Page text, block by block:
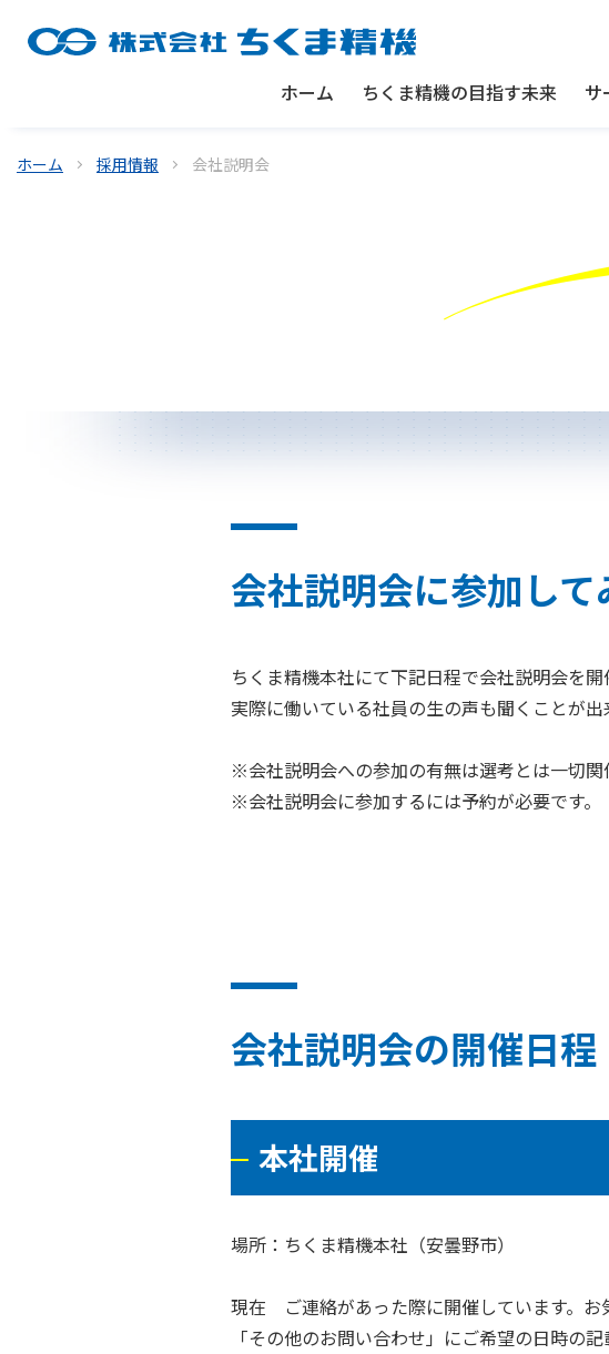
ホーム ちくま精機の目指す未来 サ
ホーム 採用情報 会社説明会
会社説明会に参加して
ちくま精機本社にて下記日程で会社説明会を
実際に働いている社員の生の声も聞くことが
※会社説明会への参加の有無は選考とは一切関
※会社説明会に参加するには予約が必要です。
会社説明会の開催日程
本社開催
場所：ちくま精機本社（安曇野市）
現在 ご連絡があった際に開催しています。お
「その他のお問い合わせ」にご希望の日時の記